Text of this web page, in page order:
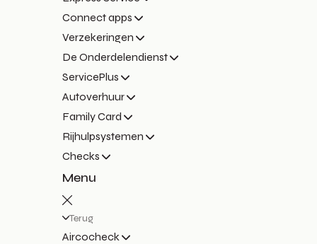
Connect apps
Verzekeringen
De Onderdelendienst
ServicePlus
Autoverhuur
Family Card
Rijhulpsystemen
Checks
Menu
Terug
Aircocheck